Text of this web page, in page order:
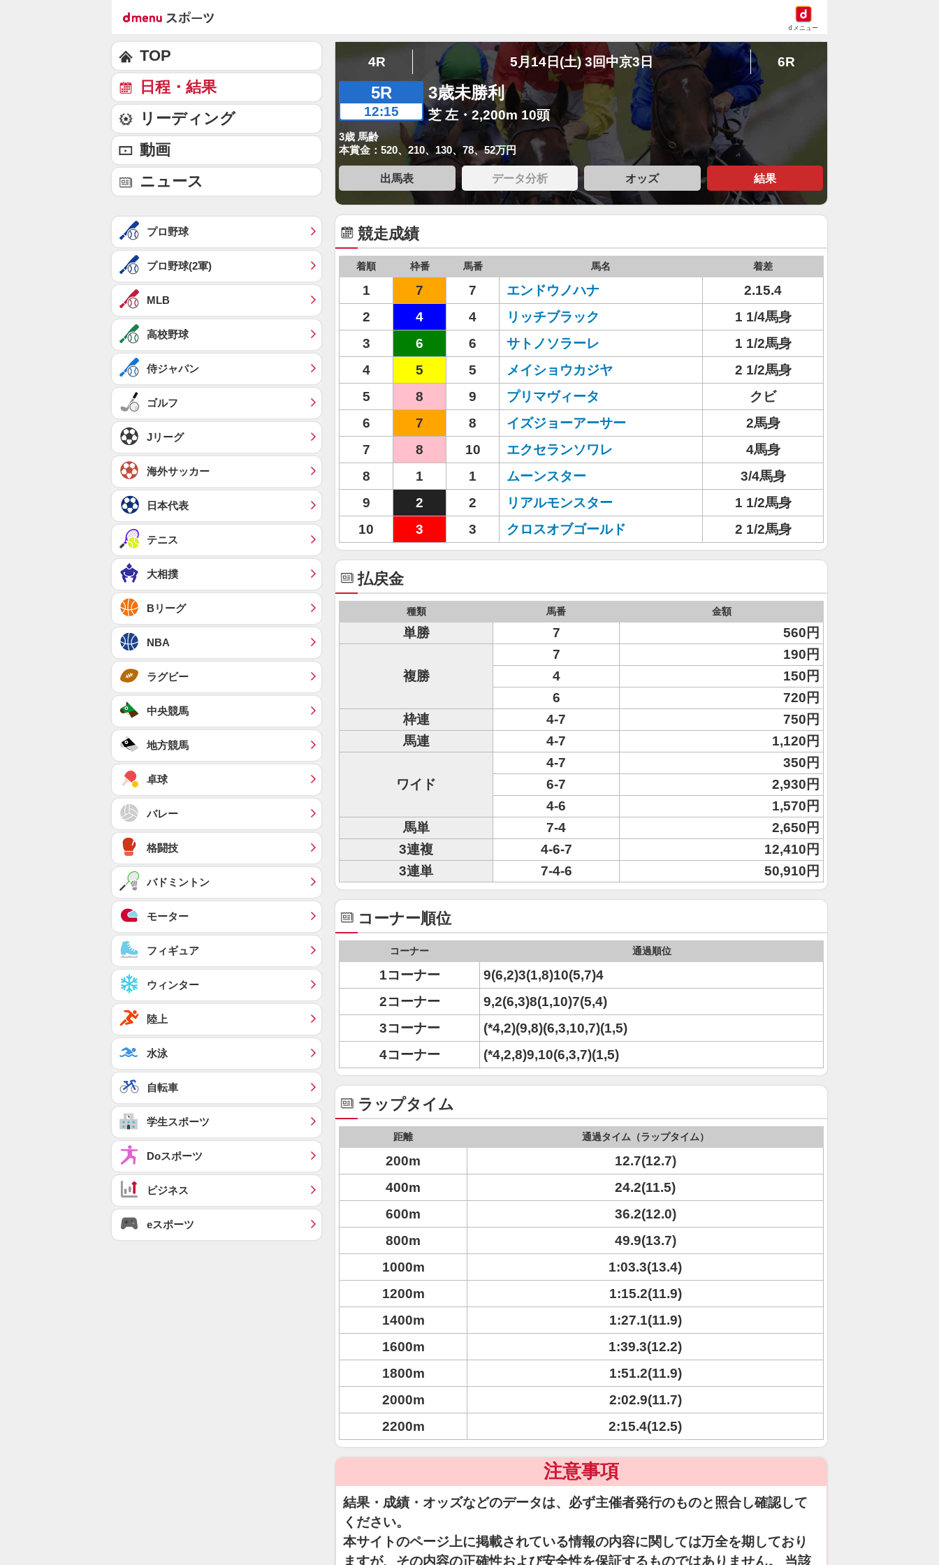
dメニュー
4R 5月14日(土) 3回中京3日 6R
5R
12:15
3歳未勝利
芝 左・2,200m 10頭
3歳 馬齢
本賞金：520、210、130、78、52万円
出馬表 データ分析 オッズ 結果
競走成績
着順 枠番 馬番 馬名 着差
1 7 7 エンドウノハナ
2.15.4
2
4 4 リッチブラック
1 1/4馬身
3
6 6 サトノソラーレ
1 1/2馬身
4
5 5 メイショウカジヤ
2 1/2馬身
5
8 9 プリマヴィータ
クビ
6
7 8 イズジョーアーサー
2馬身
7
8 10 エクセランソワレ
4馬身
8
1 1 ムーンスター
3/4馬身
9
2 2 リアルモンスター
1 1/2馬身
10
3 3 クロスオブゴールド 2 1/2馬身
払戻金
種類 馬番 金額
単勝 7 560円
複勝
7
190円
4
150円
6
720円
枠連
4-7
750円
馬連
4-7 1,120円
ワイド
4-7
350円
6-7
2,930円
4-6
1,570円
馬単
7-4
2,650円
3連複
4-6-7
12,410円
3連単
7-4-6 50,910円
コーナー順位
コーナー 通過順位
1コーナー
9(6,2)3(1,8)10(5,7)4
2コーナー
9,2(6,3)8(1,10)7(5,4)
3コーナー
(*4,2)(9,8)(6,3,10,7)(1,5)
4コーナー
(*4,2,8)9,10(6,3,7)(1,5)
ラップタイム
距離 通過タイム（ラップタイム）
200m
12.7(12.7)
400m
24.2(11.5)
600m
36.2(12.0)
800m
49.9(13.7)
1000m
1:03.3(13.4)
1200m
1:15.2(11.9)
1400m
1:27.1(11.9)
1600m
1:39.3(12.2)
1800m
1:51.2(11.9)
2000m
2:02.9(11.7)
2200m
2:15.4(12.5)
注意事項
結果・成績・オッズなどのデータは、必ず主催者発行のものと照合し確認して
ください。
本サイトのページ上に掲載されている情報の内容に関しては万全を期しており
ますが、その内容の正確性および安全性を保証するものではありません。 当該
TOP
日程・結果
リーディング
動画
ニュース
プロ野球
プロ野球(2軍)
MLB
高校野球
侍ジャパン
ゴルフ
Jリーグ
海外サッカー
日本代表
テニス
大相撲
Bリーグ
NBA
ラグビー
中央競馬
地方競馬
卓球
バレー
格闘技
バドミントン
モーター
フィギュア
ウィンター
陸上
水泳
自転車
学生スポーツ
Doスポーツ
ビジネス
eスポーツ